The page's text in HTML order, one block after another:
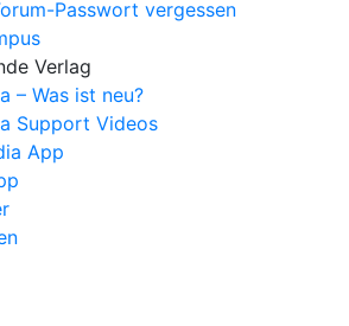
Passwort vergessen
Verlag
– Was ist neu?
Support Videos
App